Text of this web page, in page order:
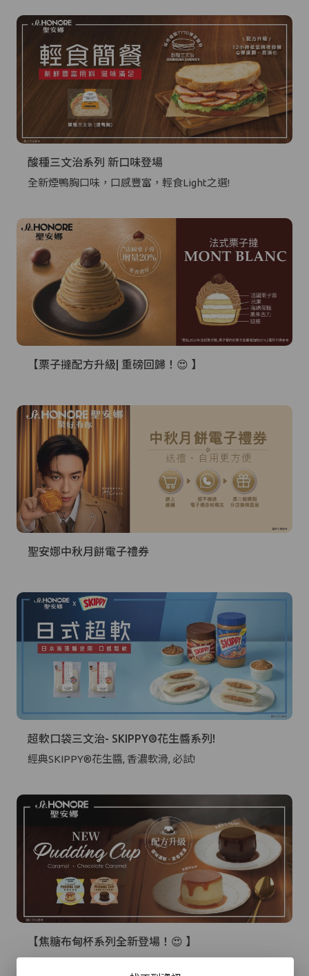
手提電話登入 電郵地址登入
已驗證之手提電話號碼*
+852
酸種三文治系列 新口味登場
全新煙鴨胸口味，口感豐富，輕食Light之選!
【栗子撻配方升級| 重磅回歸！😍 】
聖安娜中秋月餅電子禮券
超軟口袋三文治- SKIPPY®花生醬系列!
經典SKIPPY®花生醬, 香濃軟滑, 必試!
【焦糖布甸杯系列全新登場！😍 】